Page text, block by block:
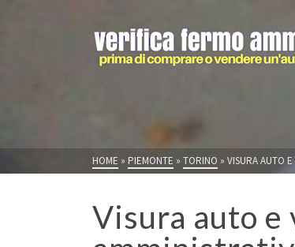
HOME » PIEMONTE » TORINO » VISURA AUTO
Visura auto